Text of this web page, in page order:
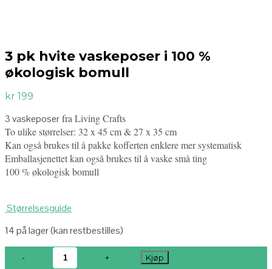
3 pk hvite vaskeposer i 100 %
økologisk bomull
kr 199
3 vaskeposerfra Living Crafts
To ulike størrelser: 32 x 45 cm & 27 x 35 cm
Kan også brukes til å pakke kofferten enklere mer systematisk
Emballasjenettet kan også brukes til å vaske små ting
100 % økologisk bomull
Størrelsesguide
14 på lager (kan restbestilles)
Kjøp